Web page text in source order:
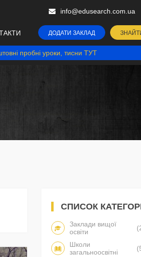
info@edusearch.com.ua
ДОДАТИ ЗАКЛАД
пробні уроки, тисни ТУТ
СПИСОК
Заклади вищої
освіти
Школи
загальноосвітні